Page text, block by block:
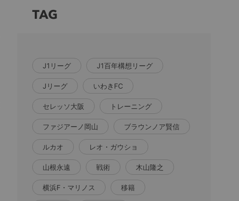
TAG
J1リーグ J1百年構想リーグ
Jリーグ いわきFC
セレッソ大阪 トレーニング
ファジアーノ岡山 ブラウンノア賢信
ルカオ レオ・ガウショ
山根永遠 戦術 木山隆之
横浜F・マリノス 移籍